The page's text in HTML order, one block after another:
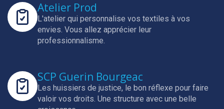
Atelier Prod
L'atelier qui personnalise vos textiles à vos
envies. Vous allez apprécier leur
professionnalisme.
SCP Guerin Bourgeac
Les huissiers de justice, le bon réflexe pour faire
valoir vos droits. Une structure avec une belle